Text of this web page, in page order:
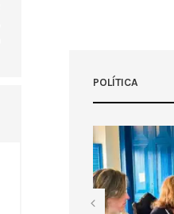
POLÍTICA